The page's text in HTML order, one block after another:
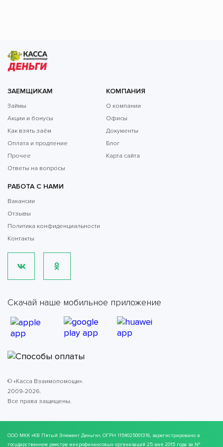
ЗАЕМЩИКАМ
Займы
Акции и бонусы
Как взять заём
Оплата и продление
Прочее
Ответы на вопросы
КОМПАНИЯ
О компании
Офисы
Документы
Блог
Карта сайта
РАБОТА С НАМИ
Вакансии
Отзывы
Политика конфиденциальности
Контакты
Скачай наше мобильное приложение
© «Касса Взаимопомощи».
2009-2026.
Все права защищены.
ООО МКК «КВ Пятый Элемент Деньги», ОГРН 1154025001316, зарегистрировано в
государственном реестре микрофинансовых организаций 25 мая 2015 года за №